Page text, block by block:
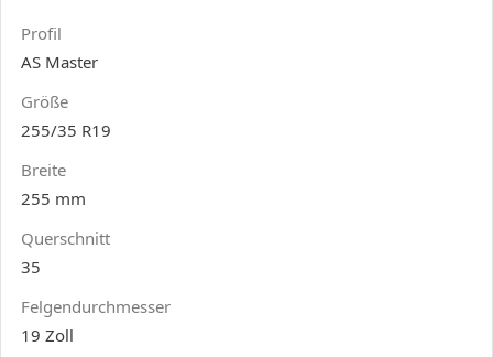
Profil
AS Master
Größe
255/35 R19
Breite
255 mm
Querschnitt
35
Felgendurchmesser
19 Zoll